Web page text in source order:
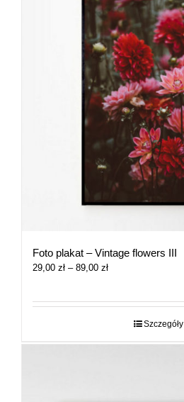
Foto plakat – Vintage flowers III
29,00 zł – 89,00 złZakres
29,00 zł
Szczegóły